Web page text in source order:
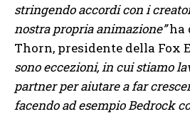
stringendo accordi con i
nostra propria animazione”ha
Thorn, presidente della Fox
sono eccezioni, in cui stiamo
partner per aiutare a far
facendo ad esempio Bedrock